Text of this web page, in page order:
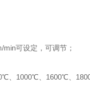
min可设定，可调节；
℃、 1000℃、 1600℃、